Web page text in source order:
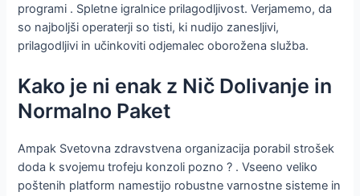
programi . Spletne igralnice prilagodljivost. Verjamemo, da
so najboljši operaterji so tisti, ki nudijo zanesljivi,
prilagodljivi in učinkoviti odjemalec oborožena služba.
Kako je ni enak z Nič Dolivanje in
Normalno Paket
Ampak Svetovna zdravstvena organizacija porabil strošek
doda k svojemu trofeju konzoli pozno ? . Vseeno veliko
poštenih platform namestijo robustne varnostne sisteme in